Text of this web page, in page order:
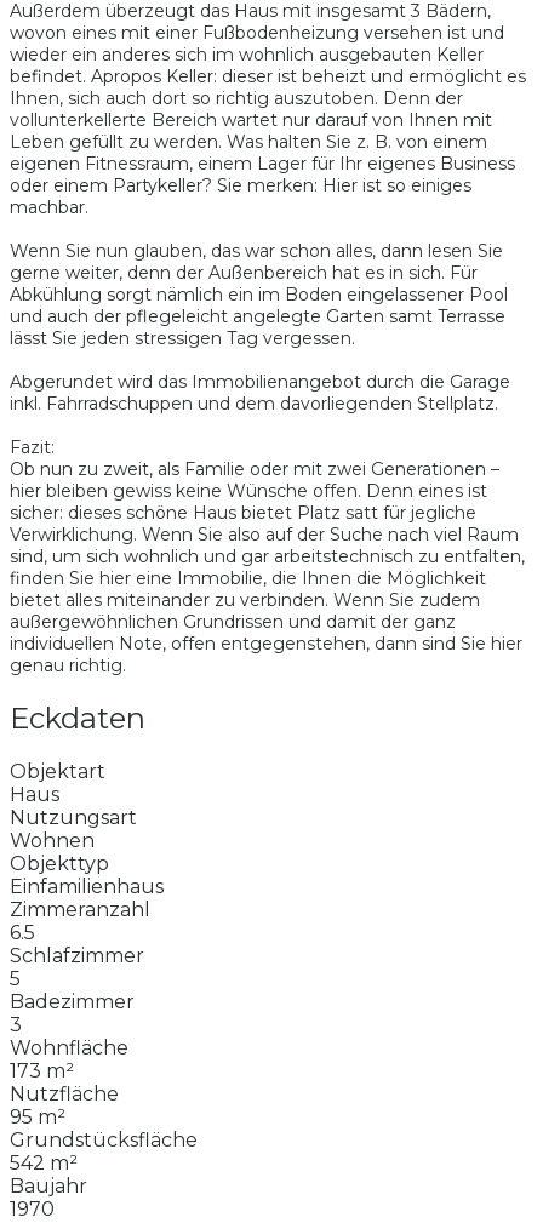
Außerdem überzeugt das Haus mit insgesamt 3 Bädern,
wovon eines mit einer Fußbodenheizung versehen ist und
wieder ein anderes sich im wohnlich ausgebauten Keller
befindet. Apropos Keller: dieser ist beheizt und ermöglicht es
Ihnen, sich auch dort so richtig auszutoben. Denn der
vollunterkellerte Bereich wartet nur darauf von Ihnen mit
Leben gefüllt zu werden. Was halten Sie z. B. von einem
eigenen Fitnessraum, einem Lager für Ihr eigenes Business
oder einem Partykeller? Sie merken: Hier ist so einiges
machbar.
Wenn Sie nun glauben, das war schon alles, dann lesen Sie
gerne weiter, denn der Außenbereich hat es in sich. Für
Abkühlung sorgt nämlich ein im Boden eingelassener Pool
und auch der pflegeleicht angelegte Garten samt Terrasse
lässt Sie jeden stressigen Tag vergessen.
Abgerundet wird das Immobilienangebot durch die Garage
inkl. Fahrradschuppen und dem davorliegenden Stellplatz.
Fazit:
Ob nun zu zweit, als Familie oder mit zwei Generationen –
hier bleiben gewiss keine Wünsche offen. Denn eines ist
sicher: dieses schöne Haus bietet Platz satt für jegliche
Verwirklichung. Wenn Sie also auf der Suche nach viel Raum
sind, um sich wohnlich und gar arbeitstechnisch zu entfalten,
finden Sie hier eine Immobilie, die Ihnen die Möglichkeit
bietet alles miteinander zu verbinden. Wenn Sie zudem
außergewöhnlichen Grundrissen und damit der ganz
individuellen Note, offen entgegenstehen, dann sind Sie hier
genau richtig.
Eckdaten
Objektart
Haus
Nutzungsart
Wohnen
Objekttyp
Einfamilienhaus
Zimmeranzahl
6.5
Schlafzimmer
5
Badezimmer
3
Wohnfläche
173 m²
Nutzfläche
95 m²
Grundstücksfläche
542 m²
Baujahr
1970